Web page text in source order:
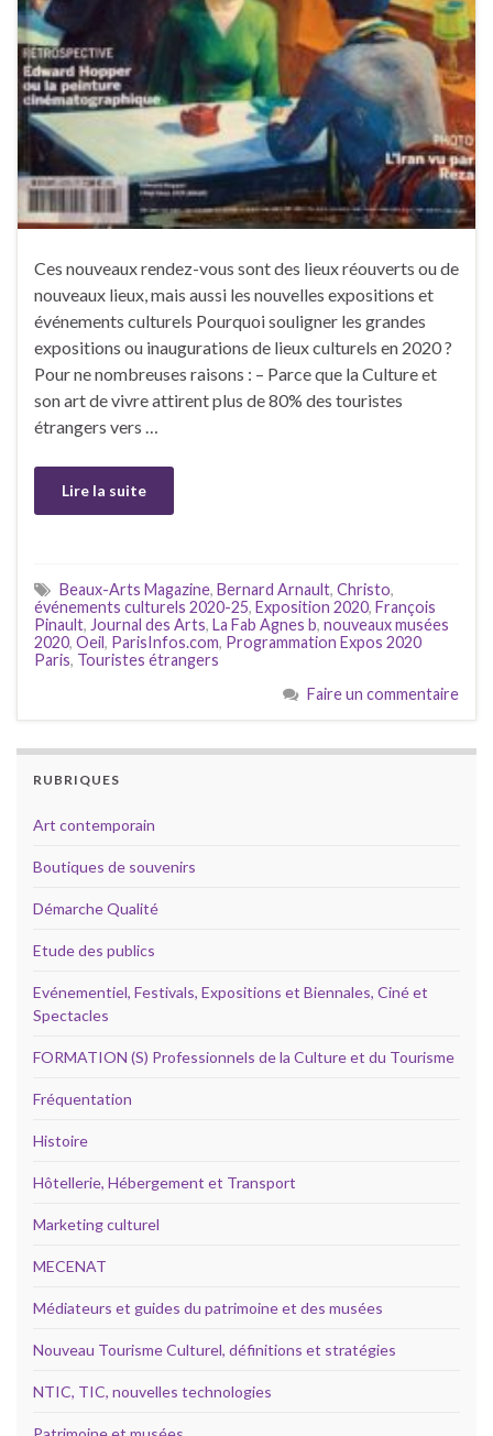
Ces nouveaux rendez-vous sont des lieux réouverts ou de
nouveaux lieux, mais aussi les nouvelles expositions et
événements culturels Pourquoi souligner les grandes
expositions ou inaugurations de lieux culturels en 2020 ?
Pour ne nombreuses raisons : – Parce que la Culture et
son art de vivre attirent plus de 80% des touristes
étrangers vers …
Lire la suite
Beaux-Arts Magazine, Bernard Arnault, Christo,
événements culturels 2020-25, Exposition 2020, François
Pinault, Journal des Arts, La Fab Agnes b, nouveaux musées
2020, Oeil, ParisInfos.com, Programmation Expos 2020
Paris, Touristes étrangers
Faire un commentaire
RUBRIQUES
Art contemporain
Boutiques de souvenirs
Démarche Qualité
Etude des publics
Evénementiel, Festivals, Expositions et Biennales, Ciné et
Spectacles
FORMATION (S) Professionnels de la Culture et du Tourisme
Fréquentation
Histoire
Hôtellerie, Hébergement et Transport
Marketing culturel
MECENAT
Médiateurs et guides du patrimoine et des musées
Nouveau Tourisme Culturel, définitions et stratégies
NTIC, TIC, nouvelles technologies